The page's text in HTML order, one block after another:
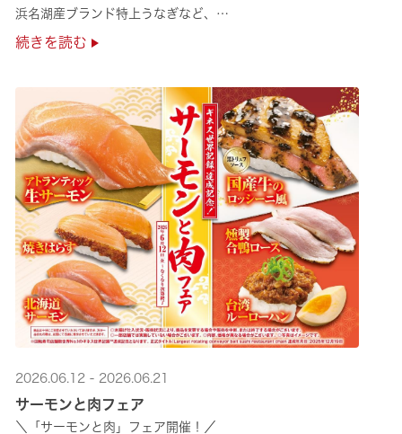
浜名湖産ブランド特上うなぎなど、
夏のスタミナ補給にぴったりのメニューが勢揃い✨
続きを読む
2026.06.12 - 2026.06.21
サーモンと肉フェア
＼「サーモンと肉」フェア開催！／